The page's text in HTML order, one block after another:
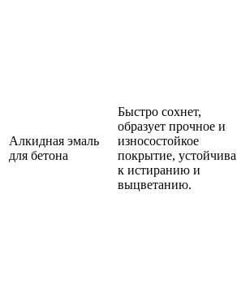
Алкидная эмаль
для бетона
Быстро сохнет,
образует прочное и
износостойкое
покрытие, устойчива
к истиранию и
выцветанию.